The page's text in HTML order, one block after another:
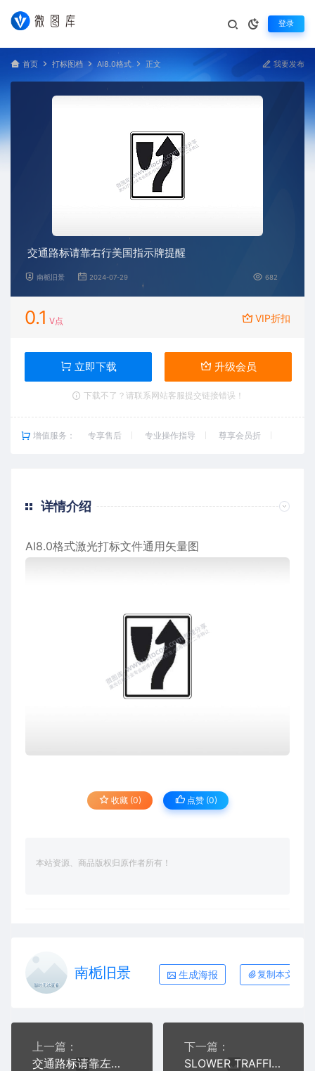
登录
首页 打标图档 AI8.0格式 正文 我要发布
交通路标请靠右行美国指示牌提醒
南栀旧景 2024-07-29 682
0.1 V点 VIP折扣
立即下载 升级会员
下载不了？请联系网站客服提交链接错误！
增值服务： 专享售后 专业操作指导 尊享会员折
详情介绍
AI8.0格式激光打标文件通用矢量图
收藏 (0) 点赞 (0)
本站资源、商品版权归原作者所有！
南栀旧景 生成海报 复制本文链接
上一篇：
交通路标请靠左行美国指示牌提醒
下一篇：
SLOWER TRAFFIC KEEP RIGHT交通缓慢靠右行驶指示标